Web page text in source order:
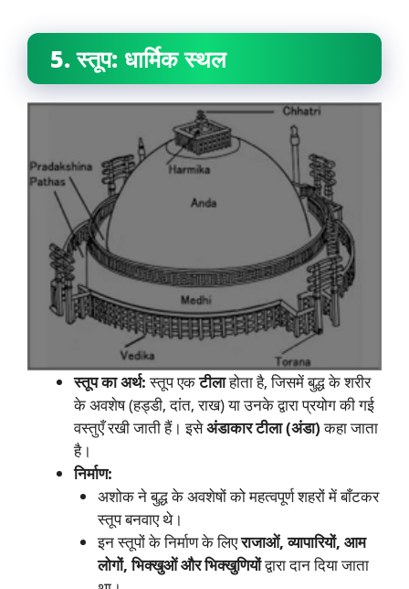
5. स्तूप: धार्मिक स्थल
स्तूप का अर्थ:स्तूप एकटीलाहोता है, जिसमें बुद्ध के शरीर
के अवशेष (हड्डी, दांत, राख) या उनके द्वारा प्रयोग की गई
वस्तुएँ रखी जाती हैं। इसेअंडाकार टीला (अंडा)कहा जाता
है।
निर्माण:
अशोक ने बुद्ध के अवशेषों को महत्वपूर्ण शहरों में बाँटकर
स्तूप बनवाए थे।
इन स्तूपों के निर्माण के लिएराजाओं, व्यापारियों, आम
लोगों, भिक्खुओं और भिक्खुणियोंद्वारा दान दिया जाता